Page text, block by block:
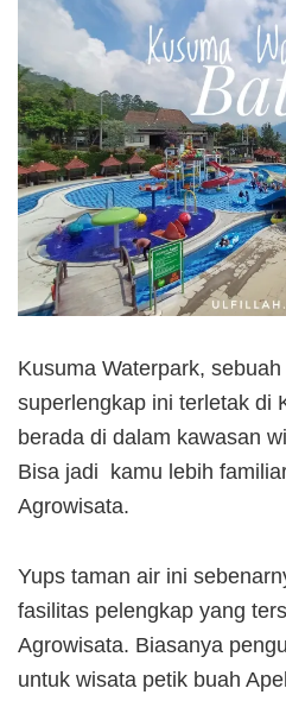
Kusuma Waterpark,
superlengkap ini terletak di
berada di dalam kawasan
Bisa jadi kamu lebih
Agrowisata.
Yups taman air ini
fasilitas pelengkap yang
Agrowisata. Biasanya
untuk wisata petik buah